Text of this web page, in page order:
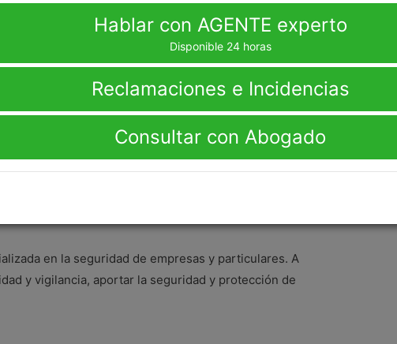
servicios que presta esta compañía en seguridad y
de Visegur gratuitospara obtener la información
podrás mantenerte al tanto de los servicios de
costes, alarmas, horarios y más. De hecho, revisar sus
e iniciar las gestiones desde el ordenador. Y si
puedes interactuar por los medios electrónicos
en la seguridad de empresas y particulares. A
y vigilancia, aportar la seguridad y protección de
Hablar con AGENTE experto
Disponible 24 horas
Reclamaciones e Incidencias
Consultar con Abogado